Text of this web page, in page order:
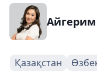
Қазақстан